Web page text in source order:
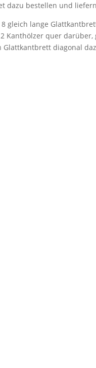
dazu bestellen und
gleich lange
Kanthölzer quer
Glattkantbrett diagonal